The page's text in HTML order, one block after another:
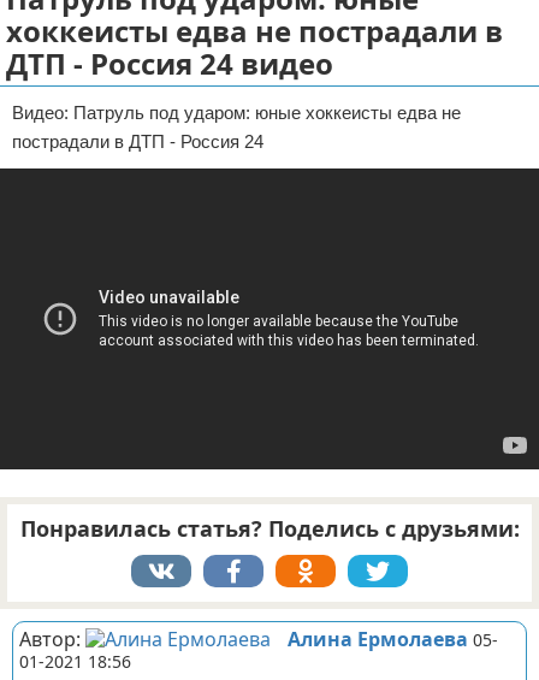
ДТП
Своими руками
Строительство и ремонт
Отказ от ответственности
хоккеисты едва не пострадали в
ДТП - Россия 24 видео
Видео: Патруль под ударом: юные хоккеисты едва не
пострадали в ДТП - Россия 24
Понравилась статья? Поделись с друзьями:
Автор: Алина Ермолаева 05-
01-2021 18:56